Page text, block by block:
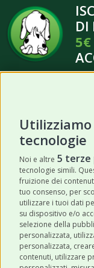
tecnologie
Noi e altre 5 terze
tecnologie simili.
fruizione dei
tuo consenso, per
utilizzare i tuoi dati
su dispositivo e/o
selezione della
personalizzata,
personalizzata,
contenuti, utilizzare
DI
5€
Acconsento
Robinson